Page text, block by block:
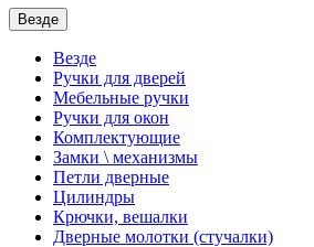
Везде
Везде
Ручки для дверей
Мебельные ручки
Ручки для окон
Комплектующие
Замки \ механизмы
Петли дверные
Цилиндры
Крючки, вешалки
Дверные молотки (стучалки)